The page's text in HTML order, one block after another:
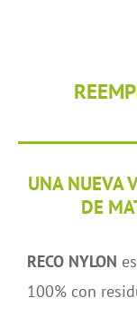
UNA NUEVA
DE
RECO NYLON
100% con